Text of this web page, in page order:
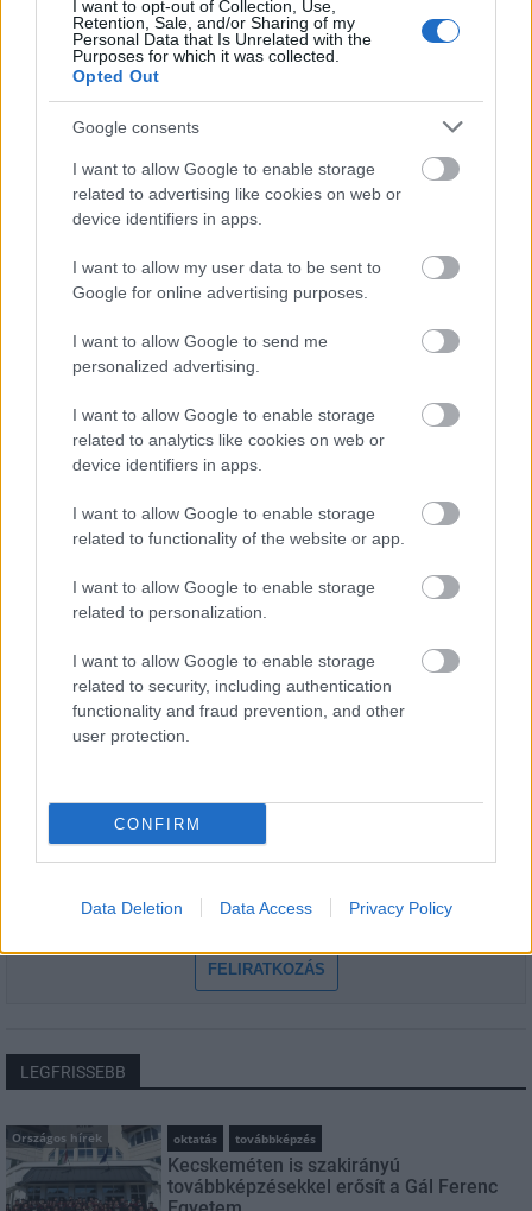
I want to opt-out of Collection, Use,
Retention, Sale, and/or Sharing of my
Personal Data that Is Unrelated with the
Purposes for which it was collected.
Opted Out
Google consents
I want to allow Google to enable storage
related to advertising like cookies on web or
device identifiers in apps.
I want to allow my user data to be sent to
Google for online advertising purposes.
I want to allow Google to send me
personalized advertising.
I want to allow Google to enable storage
related to analytics like cookies on web or
device identifiers in apps.
I want to allow Google to enable storage
related to functionality of the website or app.
I want to allow Google to enable storage
related to personalization.
I want to allow Google to enable storage
related to security, including authentication
functionality and fraud prevention, and other
user protection.
CONFIRM
Data Deletion Data Access Privacy Policy
Több, mint 100 új lakást ad át a SWIETELSKY a
főváros frekventált részén - galéria
2020.08.07
Országos hírek
Saját beruházásban épített fel a cég a budapesti Balázs Béla
utcában egymás közvetlen közelében két új lakóházat, melyek
Feliratkozom a hírlevélre és elfogadom az
adatvédelmi
FELIRATKOZÁS
LEGFRISSEBB
Országos hírek oktatás továbbképzés
Kecskeméten is szakirányú
továbbképzésekkel erősít a Gál Ferenc